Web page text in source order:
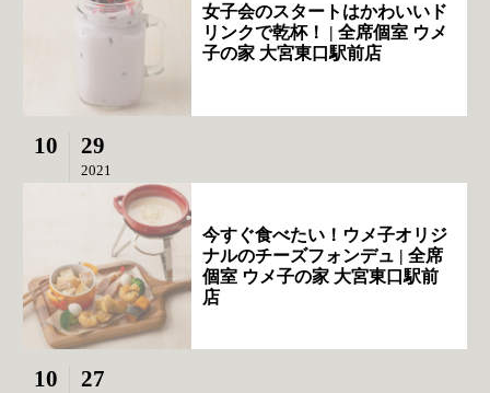
女子会のスタートはかわいいド
リンクで乾杯！ | 全席個室 ウメ
子の家 大宮東口駅前店
10 29
2021
今すぐ食べたい！ウメ子オリジ
ナルのチーズフォンデュ | 全席
個室 ウメ子の家 大宮東口駅前
店
10 27